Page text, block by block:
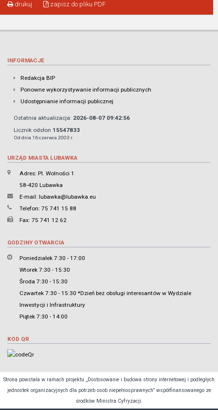
drukuj zapisz do pliku PDF
INFORMACJE
Redakcja BIP
Ponowne wykorzystywanie informacji publicznych
Udostępnianie informacji publicznej
Ostatnia aktualizacja: 2026-08-07 09:42:56
Licznik odsłon 15547833
Od dnia 16 czerwca 2003 r.
URZĄD MIASTA LUBAWKA
Adres: Pl. Wolności 1
58-420 Lubawka
E-mail: lubawka@lubawka.eu
Telefon: 75 741 15 88
Fax: 75 741 12 62
GODZINY OTWARCIA
Poniedziałek 7:30 - 17:00
Wtorek 7:30 - 15:30
Środa 7:30 - 15:30
Czwartek 7:30 - 15:30 *Dzień bez obsługi interesantów w Wydziale
Inwestycji i Infrastruktury
Piątek 7:30 - 14:00
KOD QR
Strona powstała w ramach projektu „Dostosowanie i budowa strony internetowej i podległych
jednostek organizacyjnych dla potrzeb osob niepełnosprawnych” współfinansowanego ze
środków Ministra Cyfryzacji.